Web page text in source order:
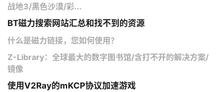
战地3/黑色沙漠/彩...
BT磁力搜索网站汇总和找不到的资源
什么是磁力链接，您如何使用？
Z-Library：全球最大的数字图书馆/含打不开的解决方案/
镜像
使用V2Ray的mKCP协议加速游戏